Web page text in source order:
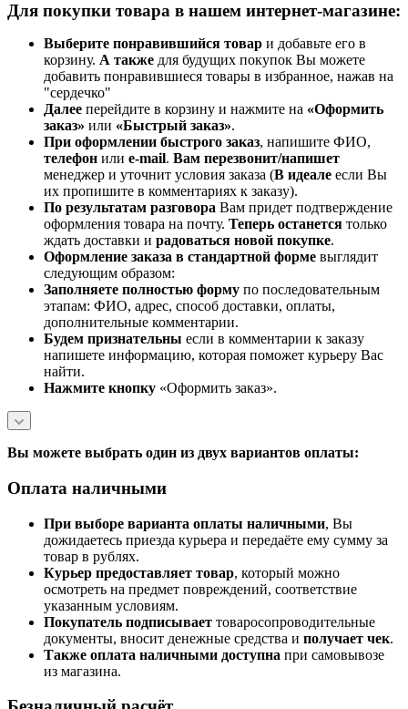
Для покупки товара в нашем интернет-магазине:
Выберите понравившийся товар и добавьте его в
корзину. А также для будущих покупок Вы можете
добавить понравившиеся товары в избранное, нажав на
"сердечко"
Далее перейдите в корзину и нажмите на «Оформить
заказ» или «Быстрый заказ».
При оформлении быстрого заказ, напишите ФИО,
телефон или e-mail. Вам перезвонит/напишет
менеджер и уточнит условия заказа (В идеале если Вы
их пропишите в комментариях к заказу).
По результатам разговора Вам придет подтверждение
оформления товара на почту. Теперь останется только
ждать доставки и радоваться новой покупке.
Оформление заказа в стандартной форме выглядит
следующим образом:
Заполняете полностью форму по последовательным
этапам: ФИО, адрес, способ доставки, оплаты,
дополнительные комментарии.
Будем признательны если в комментарии к заказу
напишете информацию, которая поможет курьеру Вас
найти.
Нажмите кнопку «Оформить заказ».
Вы можете выбрать один из двух вариантов оплаты:
Оплата наличными
При выборе варианта оплаты наличными, Вы
дожидаетесь приезда курьера и передаёте ему сумму за
товар в рублях.
Курьер предоставляет товар, который можно
осмотреть на предмет повреждений, соответствие
указанным условиям.
Покупатель подписывает товаросопроводительные
документы, вносит денежные средства и получает чек.
Также оплата наличными доступна при самовывозе
из магазина.